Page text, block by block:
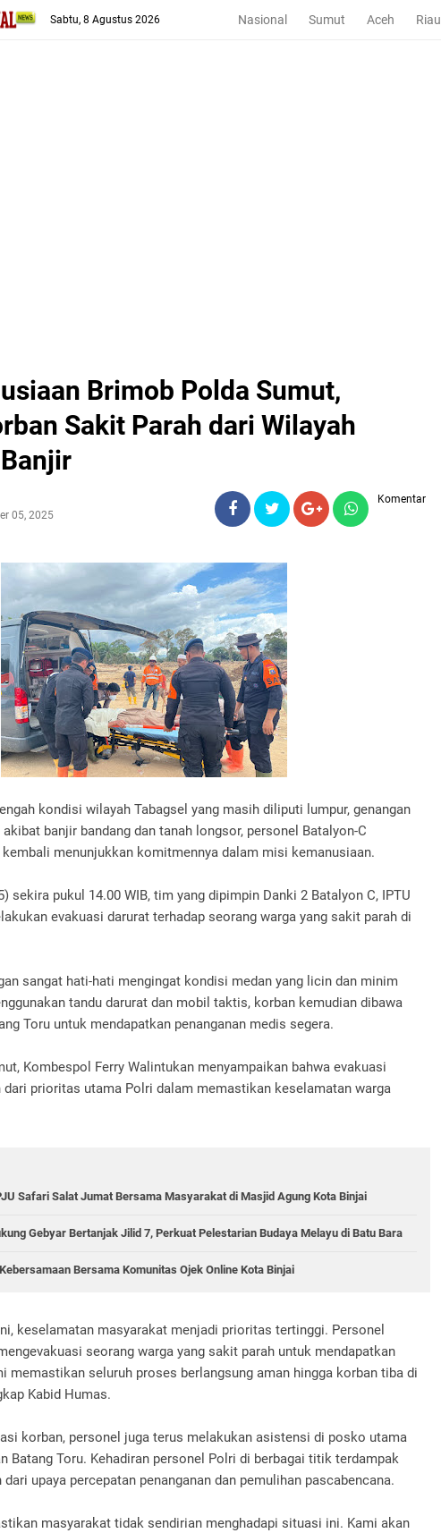
Sabtu, 8 Agustus 2026 Nasional Sumut Aceh Riau
Brimob Polda Sumut,
Sakit Parah dari Wilayah
05, 2025
Komentar
kondisi wilayah Tabagsel yang masih diliputi lumpur, genangan
banjir bandang dan tanah longsor, personel Batalyon-C
menunjukkan komitmennya dalam misi kemanusiaan.
sekira pukul 14.00 WIB, tim yang dipimpin Danki 2 Batalyon C, IPTU
evakuasi darurat terhadap seorang warga yang sakit parah di
sangat hati-hati mengingat kondisi medan yang licin dan minim
tandu darurat dan mobil taktis, korban kemudian dibawa
Toru untuk mendapatkan penanganan medis segera.
Kombespol Ferry Walintukan menyampaikan bahwa evakuasi
prioritas utama Polri dalam memastikan keselamatan warga
Safari Salat Jumat Bersama Masyarakat di Masjid Agung Kota Binjai
Gebyar Bertanjak Jilid 7, Perkuat Pelestarian Budaya Melayu di Batu Bara
Bersama Komunitas Ojek Online Kota Binjai
keselamatan masyarakat menjadi prioritas tertinggi. Personel
seorang warga yang sakit parah untuk mendapatkan
memastikan seluruh proses berlangsung aman hingga korban tiba di
Kabid Humas.
korban, personel juga terus melakukan asistensi di posko utama
Batang Toru. Kehadiran personel Polri di berbagai titik terdampak
upaya percepatan penanganan dan pemulihan pascabencana.
masyarakat tidak sendirian menghadapi situasi ini. Kami akan